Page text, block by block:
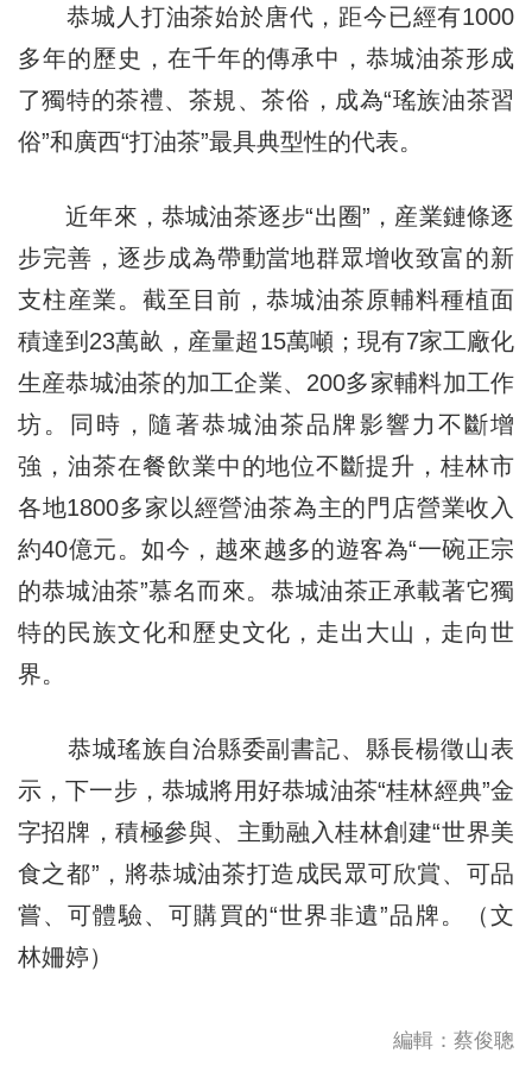
恭城人打油茶始於唐代，距今已經有1000
多年的歷史，在千年的傳承中，恭城油茶形成
了獨特的茶禮、茶規、茶俗，成為“瑤族油茶習
俗”和廣西“打油茶”最具典型性的代表。
近年來，恭城油茶逐步“出圈”，産業鏈條逐
步完善，逐步成為帶動當地群眾增收致富的新
支柱産業。截至目前，恭城油茶原輔料種植面
積達到23萬畝，産量超15萬噸；現有7家工廠化
生産恭城油茶的加工企業、200多家輔料加工作
坊。同時，隨著恭城油茶品牌影響力不斷增
強，油茶在餐飲業中的地位不斷提升，桂林市
各地1800多家以經營油茶為主的門店營業收入
約40億元。如今，越來越多的遊客為“一碗正宗
的恭城油茶”慕名而來。恭城油茶正承載著它獨
特的民族文化和歷史文化，走出大山，走向世
界。
恭城瑤族自治縣委副書記、縣長楊徵山表
示，下一步，恭城將用好恭城油茶“桂林經典”金
字招牌，積極參與、主動融入桂林創建“世界美
食之都”，將恭城油茶打造成民眾可欣賞、可品
嘗、可體驗、可購買的“世界非遺”品牌。（文
林姍婷）
編輯：蔡俊聰